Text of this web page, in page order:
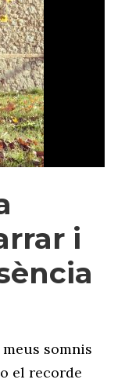
i
somnis
el recorde